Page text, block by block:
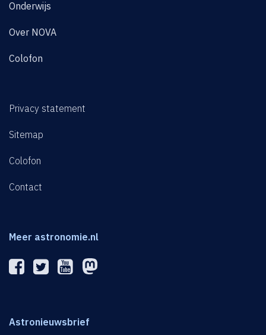
Onderwijs
Over NOVA
Colofon
Privacy statement
Sitemap
Colofon
Contact
Meer astronomie.nl
Astronieuwsbrief